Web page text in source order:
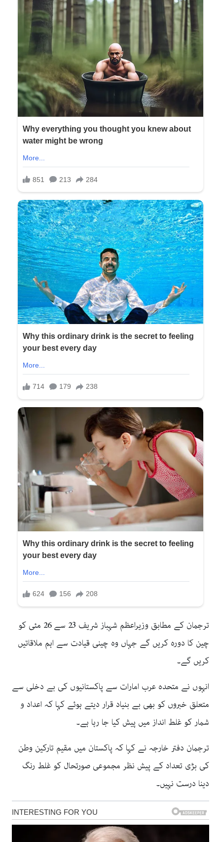
ترجمان کے مطابق وزیراعظم شہباز شریف 23 سے 26 مئی کو
چین کا دورہ کریں گے جہاں وہ چینی قیادت سے اہم ملاقاتیں
کریں گے۔
انہوں نے متحدہ عرب امارات سے پاکستانیوں کی بے دخلی سے
متعلق خبروں کو بھی بے بنیاد قرار دیتے ہوئے کہا کہ اعداد و
شمار کو غلط انداز میں پیش کیا جا رہا ہے۔
ترجمان دفتر خارجہ نے کہا کہ پاکستان میں مقیم تارکین وطن
کی بڑی تعداد کے پیش نظر مجموعی صورتحال کو غلط رنگ
دینا درست نہیں۔